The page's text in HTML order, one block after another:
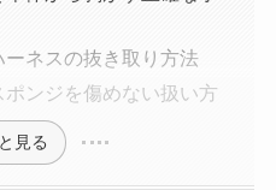
ーネスの抜き取り方法
ンジを傷めない扱い方
見る